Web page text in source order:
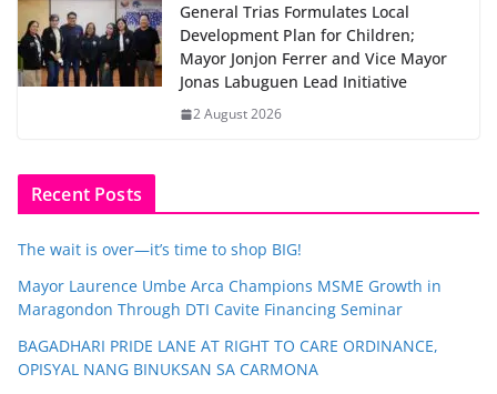
General Trias Formulates Local
Development Plan for Children;
Mayor Jonjon Ferrer and Vice Mayor
Jonas Labuguen Lead Initiative
2 August 2026
Recent Posts
The wait is over—it’s time to shop BIG!
Mayor Laurence Umbe Arca Champions MSME Growth in
Maragondon Through DTI Cavite Financing Seminar
BAGADHARI PRIDE LANE AT RIGHT TO CARE ORDINANCE,
OPISYAL NANG BINUKSAN SA CARMONA